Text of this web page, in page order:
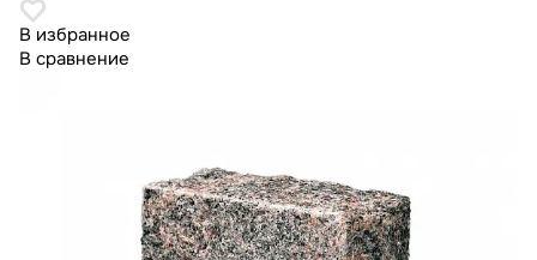
В избранное
В сравнение